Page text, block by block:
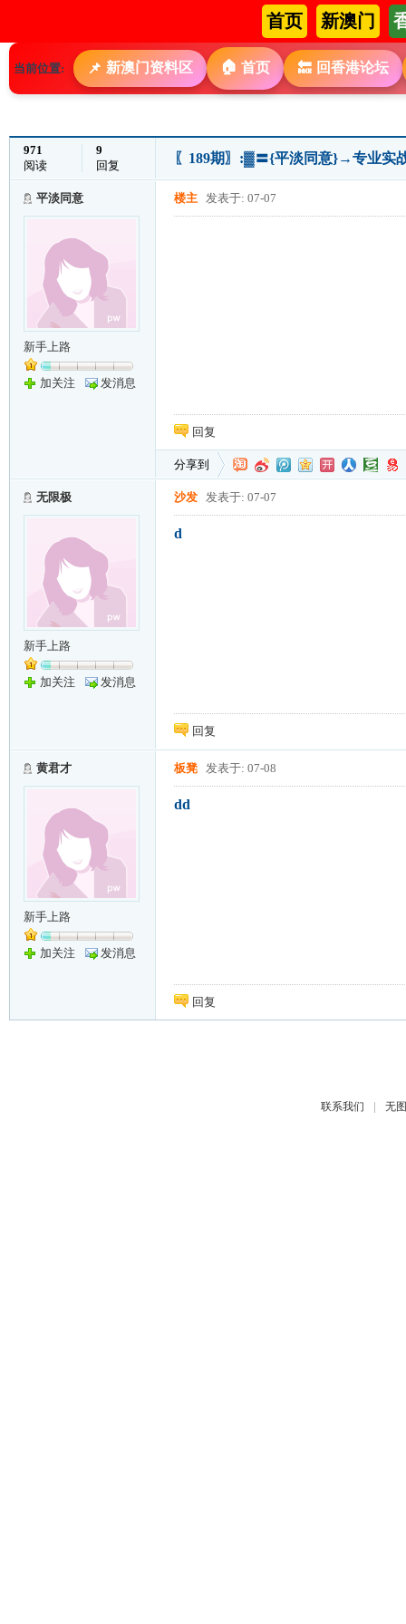
首页 新澳门
当前位置: 📌 新澳门资料区 🏠 首页 🔙 回香港论坛
971
阅读
9
回复
〖189期〗:▓〓{平淡同意}→专业
平淡同意
新手上路
加关注 发消息
楼主 发表于: 07-07
回复
分享到
无限极
新手上路
加关注 发消息
沙发 发表于: 07-07
d
回复
黄君才
新手上路
加关注 发消息
板凳 发表于: 07-08
dd
回复
联系我们 | 无